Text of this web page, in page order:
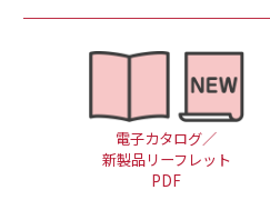
電子カタログ／
新製品リーフレット
PDF